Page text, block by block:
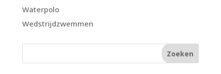
Waterpolo
Wedstrijdzwemmen